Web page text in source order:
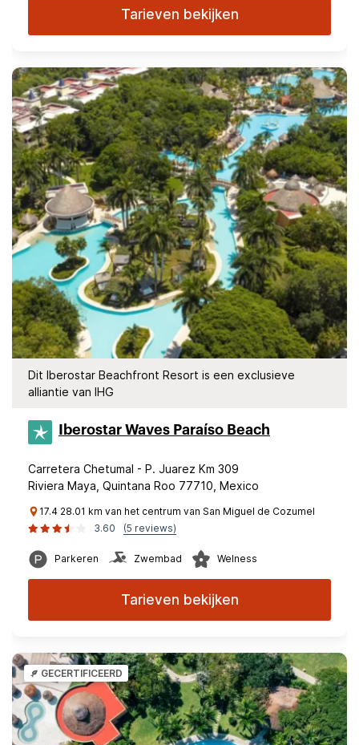
Tarieven bekijken
Dit Iberostar Beachfront Resort is een exclusieve
alliantie van IHG
Iberostar Waves Paraíso Beach
Carretera Chetumal - P. Juarez Km 309
Riviera Maya, Quintana Roo 77710, Mexico
17.4 28.01 km van het centrum van San Miguel de Cozumel
3.60
(5 reviews)
Parkeren Zwembad Welness
Tarieven bekijken
GECERTIFICEERD